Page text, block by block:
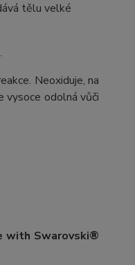
tělu velké
Neoxiduje, na
vysoce odolná vůči
with Swarovski®